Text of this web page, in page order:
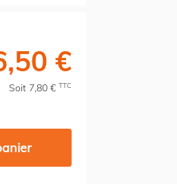
€
Soit 7,80 € TTC